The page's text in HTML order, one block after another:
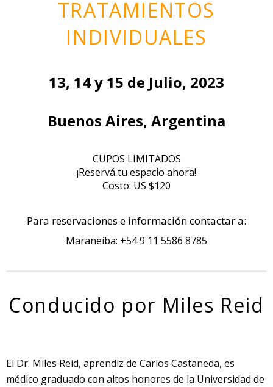
TRATAMIENTOS
INDIVIDUALES
13, 14 y 15 de Julio, 2023
Buenos Aires, Argentina
CUPOS LIMITADOS
¡Reservá tu espacio ahora!
Costo: US $120
Para reservaciones e información contactar a:
Maraneiba: +54 9 11 5586 8785
Conducido por Miles Reid
El Dr. Miles Reid, aprendiz de Carlos Castaneda, es
médico graduado con altos honores de la Universidad de